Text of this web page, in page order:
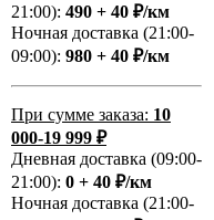
21:00): 490 + 40 ₽/км
Ночная доставка (21:00-
09:00): 980 + 40 ₽/км
При сумме заказа: 10
000-19 999 ₽
Дневная доставка (09:00-
21:00): 0 + 40 ₽/км
Ночная доставка (21:00-